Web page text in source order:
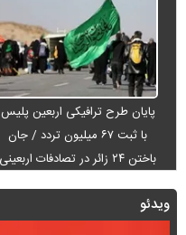
پایان طرح ترافیکی اربعین پلیس
با ثبت ۶۷ میلیون تردد / جان
باختن ۲۴ زائر در تصادفات اربعینی
ویدئو